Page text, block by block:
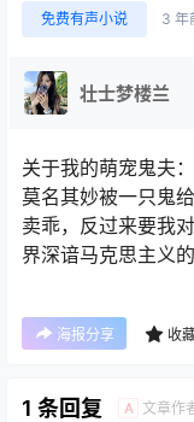
免费有声小说 3 年
壮士梦楼兰
关于我的萌宠鬼夫
莫名其妙被一只鬼
卖乖，反过来要我
界深谙马克思主义
海报分享 收
1 条回复 A 文章作